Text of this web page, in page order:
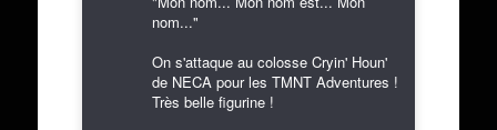
nom..."
On s'attaque au colosse Cryin' Houn'
de NECA pour les TMNT Adventures !
Très belle figurine !